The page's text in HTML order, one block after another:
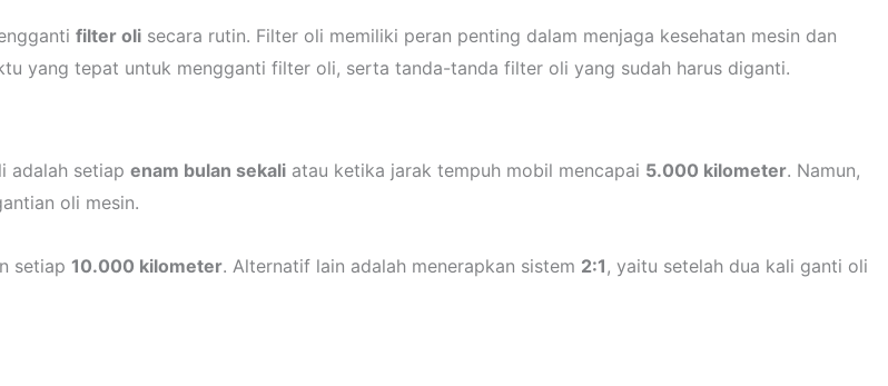
filter oli secara rutin. Filter oli memiliki peran penting dalam menjaga kesehatan mesin dan
yang tepat untuk mengganti filter oli, serta tanda-tanda filter oli yang sudah harus diganti.
adalah setiap enam bulan sekali atau ketika jarak tempuh mobil mencapai 5.000 kilometer. Namun,
oli mesin.
setiap 10.000 kilometer. Alternatif lain adalah menerapkan sistem 2:1 , yaitu setelah dua kali ganti oli